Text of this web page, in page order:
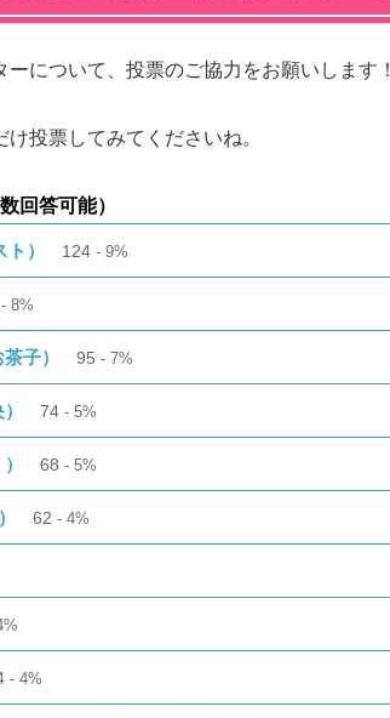
について、投票のご協力をお願いします！
投票してみてくださいね。
回答可能）
） 124 9%
8%
子） 95 7%
74 5%
68 5%
62 4%
4%